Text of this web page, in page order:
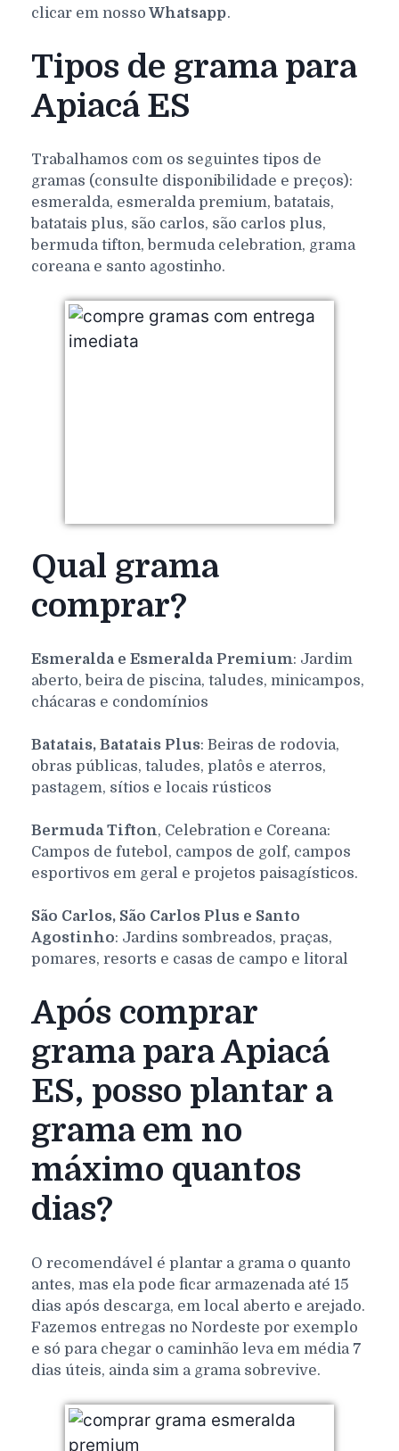
clicar em nosso Whatsapp.
Tipos de grama para
Apiacá ES
Trabalhamos com os seguintes tipos de
gramas (consulte disponibilidade e preços):
esmeralda, esmeralda premium, batatais,
batatais plus, são carlos, são carlos plus,
bermuda tifton, bermuda celebration, grama
coreana e santo agostinho.
Qual grama
comprar?
Esmeralda e Esmeralda Premium: Jardim
aberto, beira de piscina, taludes, minicampos,
chácaras e condomínios
Batatais, Batatais Plus: Beiras de rodovia,
obras públicas, taludes, platôs e aterros,
pastagem, sítios e locais rústicos
Bermuda Tifton, Celebration e Coreana:
Campos de futebol, campos de golf, campos
esportivos em geral e projetos paisagísticos.
São Carlos, São Carlos Plus e Santo
Agostinho: Jardins sombreados, praças,
pomares, resorts e casas de campo e litoral
Após comprar
grama para Apiacá
ES, posso plantar a
grama em no
máximo quantos
dias?
O recomendável é plantar a grama o quanto
antes, mas ela pode ficar armazenada até 15
dias após descarga, em local aberto e arejado.
Fazemos entregas no Nordeste por exemplo
e só para chegar o caminhão leva em média 7
dias úteis, ainda sim a grama sobrevive.